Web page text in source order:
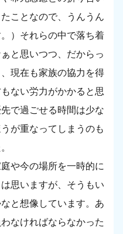
ことなので、うんうん
）それらの中で落ち着
と思いつつ、だからっ
現在も家族の協力を得
ない労力がかかると思
で過ごせる時間は少な
が重なってしまうのも
や今の場所を一時的に
思いますが、そうもい
と想像しています。あ
なければならなかった